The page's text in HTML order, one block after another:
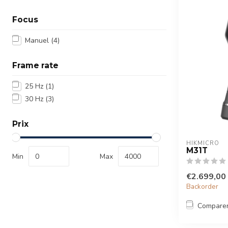
Focus
Manuel (4)
Frame rate
25 Hz (1)
30 Hz (3)
Prix
Min Max
HIKMICRO
M31T
€2.699,00
Backorder